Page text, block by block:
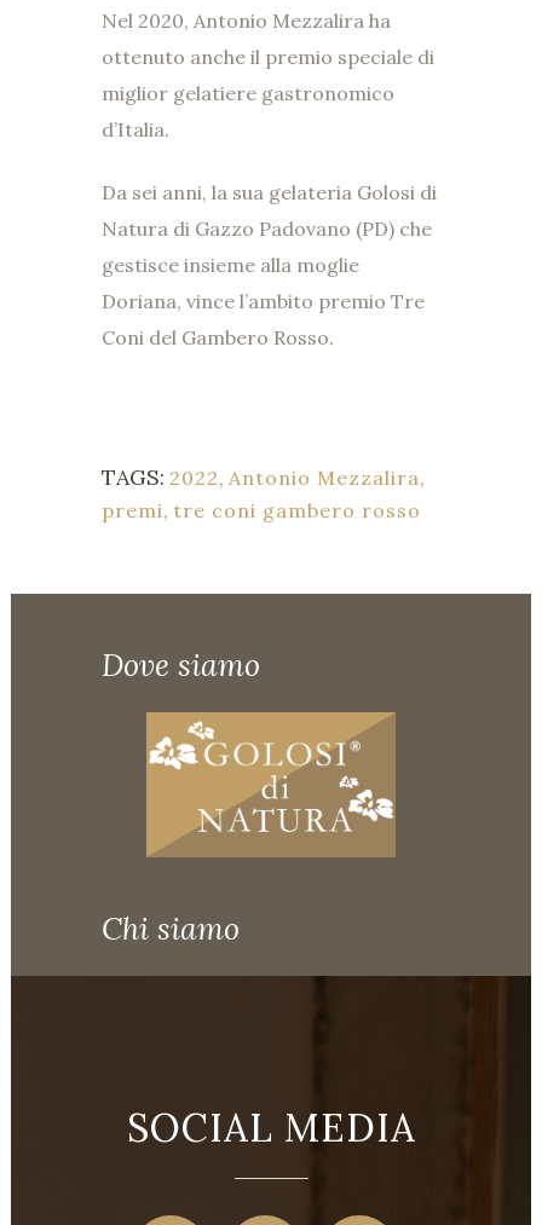
Nel 2020, Antonio Mezzalira ha
ottenuto anche il premio speciale di
miglior gelatiere gastronomico
d’Italia.
Da sei anni, la sua gelateria Golosi di
Natura di Gazzo Padovano (PD) che
gestisce insieme alla moglie
Doriana, vince l’ambito premio Tre
Coni del Gambero Rosso.
TAGS: 2022, Antonio Mezzalira,
premi, tre coni gambero rosso
Dove siamo
Chi siamo
SOCIAL MEDIA